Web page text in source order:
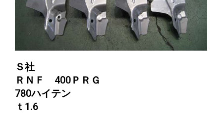
Ｓ社
ＲＮＦ 400ＰＲＧ
780ハイテン
ｔ1.6